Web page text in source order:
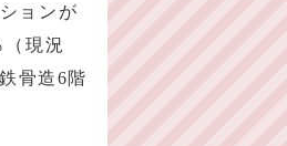
ョンが
現況
骨造6階